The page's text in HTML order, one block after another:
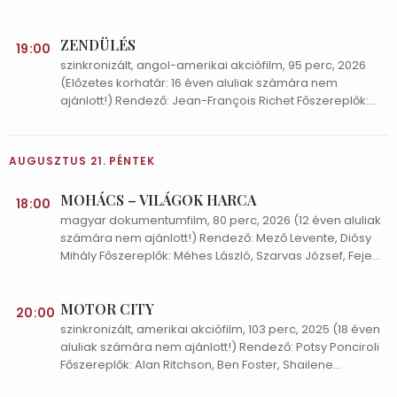
egészen újfajta bűncselekmények kezdenek terjedni a
városban, és neki élete legnagyobb kihívásával
kellene szembenéznie. (port.hu)
legváratlanabb bajtársak szegődnek, akiket egy
macska csak el tud képzelni: egy mókás, butuska kutya
és egy öreg, bölcs madár. (port.hu)
19:00 ZENDÜLÉS
szinkronizált, angol-amerikai akciófilm, 95 perc, 2026
(Előzetes korhatár: 16 éven aluliak számára nem
ajánlott!) Rendező: Jean-François Richet Főszereplők:
Read szemtanúja lesz milliárdos főnöke
meggyilkolásának, ráadásul rá akarják húzni a vizes
kereszteshadjáratot indít a valódi elkövetőkkel
szemben, s közben egy nemzetközi összeesküvés
nyomaira is rábukkan. (port.hu)
AUGUSZTUS 21. PÉNTEK
18:00 MOHÁCS – VILÁGOK HARCA
magyar dokumentumfilm, 80 perc, 2026 (12 éven aluliak
számára nem ajánlott!) Rendező: Mező Levente, Diósy
Mihály Főszereplők: Méhes László, Szarvas József, Fejes
alkalmából készült, és új kutatási eredményekre
támaszkodva, nemzetközi történészek bevonásával
mutatja be a magyar történelem egyik
legmeghatározóbb ütközetét. A film magyar, török és
20:00 MOTOR CITY
szinkronizált, amerikai akciófilm, 103 perc, 2025 (18 éven
aluliak számára nem ajánlott!) Rendező: Potsy Ponciroli
Főszereplők: Alan Ritchson, Ben Foster, Shailene